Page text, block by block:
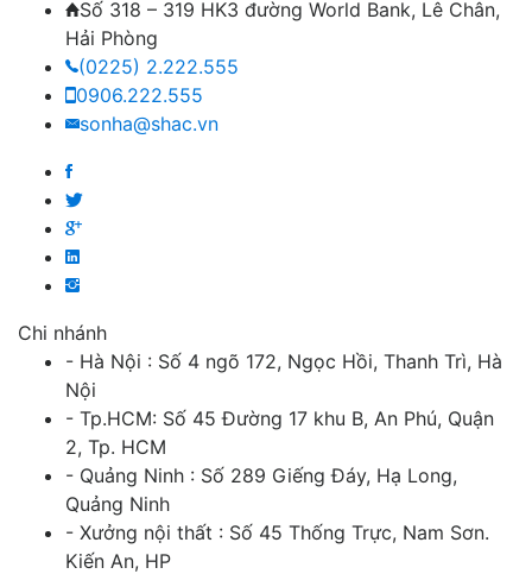
Số 318 – 319 HK3 đường World Bank, Lê Chân,
Hải Phòng
(0225) 2.222.555
0906.222.555
sonha@shac.vn
Chi nhánh
- Hà Nội : Số 4 ngõ 172, Ngọc Hồi, Thanh Trì, Hà
Nội
- Tp.HCM: Số 45 Đường 17 khu B, An Phú, Quận
2, Tp. HCM
- Quảng Ninh : Số 289 Giếng Đáy, Hạ Long,
Quảng Ninh
- Xưởng nội thất : Số 45 Thống Trực, Nam Sơn.
Kiến An, HP